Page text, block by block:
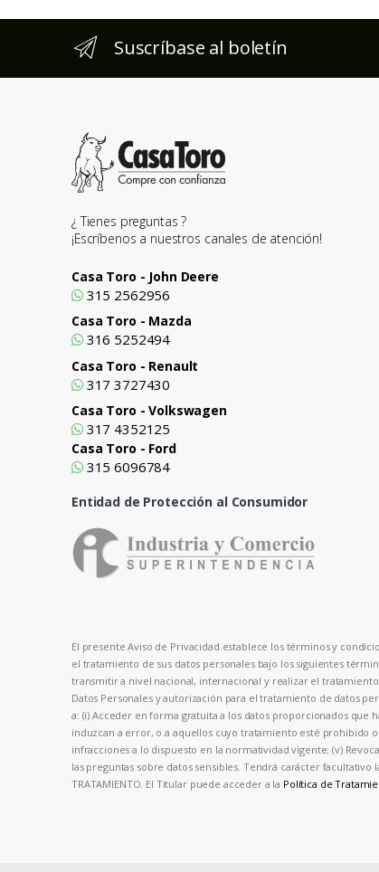
Suscríbase al boletín
¿ Tienes preguntas ?
¡Escríbenos a nuestros canales de atención!
Casa Toro - John Deere
315 2562956
Casa Toro - Mazda
316 5252494
Casa Toro - Renault
317 3727430
Casa Toro - Volkswagen
317 4352125
Casa Toro - Ford
315 6096784
Entidad de Protección al Consumidor
El presente Aviso de Privacidad establece los términos y
el tratamiento de sus datos personales bajo los siguientes
transmitir a nivel nacional, internacional y realizar el
Datos Personales y autorización para el tratamiento de datos
a: (i) Acceder en forma gratuita a los datos proporcionados
induzcan a error, o a aquellos cuyo tratamiento esté prohibido
infracciones a lo dispuesto en la normatividad vigente; (v)
las preguntas sobre datos sensibles. Tendrá carácter facultativo
TRATAMIENTO. El Titular puede acceder a la Política de